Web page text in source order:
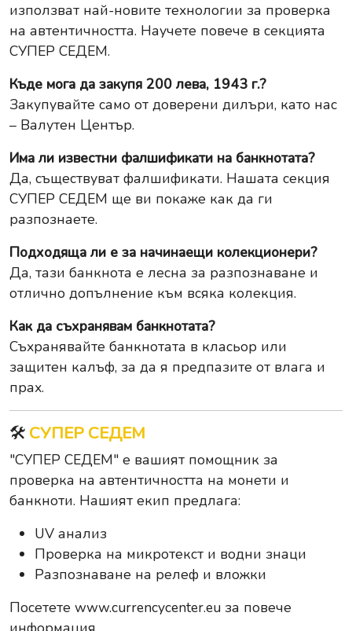
използват най-новите технологии за проверка
на автентичността. Научете повече в секцията
СУПЕР СЕДЕМ.
Къде мога да закупя 200 лева, 1943 г.?
Закупувайте само от доверени дилъри, като нас
– Валутен Център.
Има ли известни фалшификати на банкнотата?
Да, съществуват фалшификати. Нашата секция
СУПЕР СЕДЕМ ще ви покаже как да ги
разпознаете.
Подходяща ли е за начинаещи колекционери?
Да, тази банкнота е лесна за разпознаване и
отлично допълнение към всяка колекция.
Как да съхранявам банкнотата?
Съхранявайте банкнотата в класьор или
защитен калъф, за да я предпазите от влага и
прах.
🛠️ СУПЕР СЕДЕМ
"СУПЕР СЕДЕМ" е вашият помощник за
проверка на автентичността на монети и
банкноти. Нашият екип предлага:
UV анализ
Проверка на микротекст и водни знаци
Разпознаване на релеф и вложки
Посетете www.currencycenter.eu за повече